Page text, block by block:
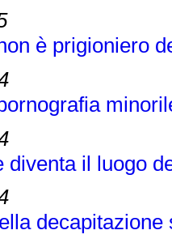
è prigioniero
diventa il luogo